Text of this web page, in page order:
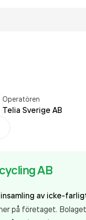
Operatören
Telia Sverige AB
AB
insamling av icke-
på företaget.